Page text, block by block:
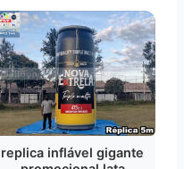
replica inflável gigante